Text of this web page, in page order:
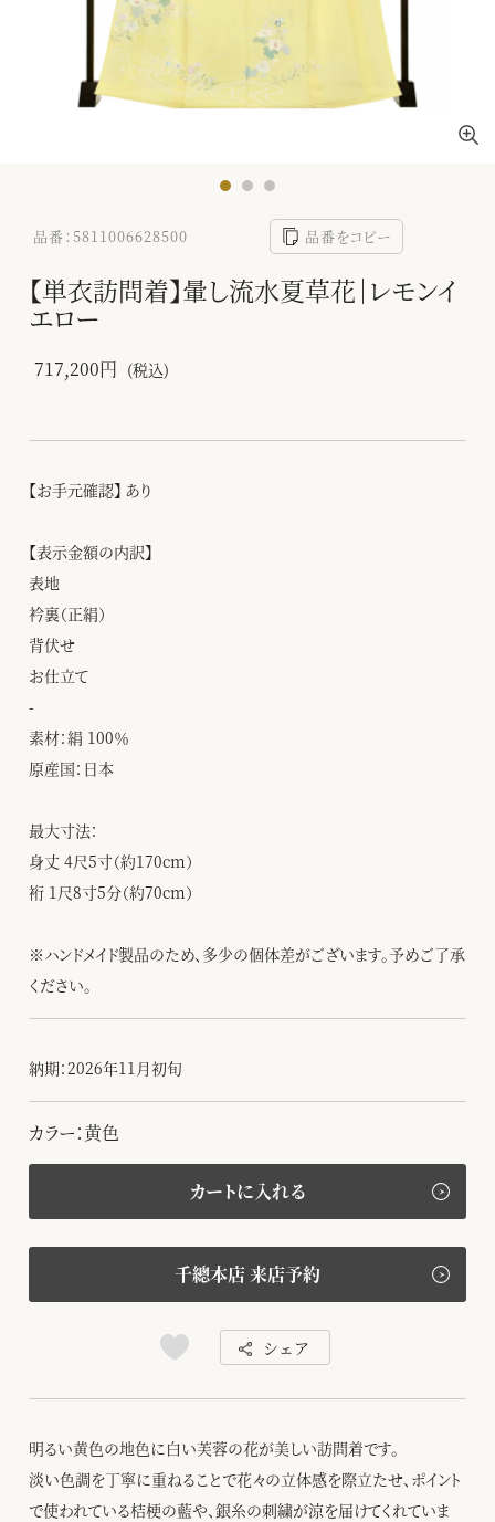
品番：5811006628500 品番をコピー
【単衣訪問着】暈し流水夏草花｜レモンイ
エロー
717,200円 (税込)
【お手元確認】 あり
【表示金額の内訳】
表地
衿裏（正絹）
背伏せ
お仕立て
-
素材：絹 100％
原産国：日本
最大寸法：
身丈 4尺5寸（約170cm）
裄 1尺8寸5分（約70cm）
※ハンドメイド製品のため、多少の個体差がございます。予めご了承
ください。
納期：2026年11月初旬
カラー：黄色
カートに入れる
千總本店 来店予約
シェア
明るい黄色の地色に白い芙蓉の花が美しい訪問着です。
淡い色調を丁寧に重ねることで花々の立体感を際立たせ、ポイント
で使われている桔梗の藍や、銀糸の刺繍が涼を届けてくれていま